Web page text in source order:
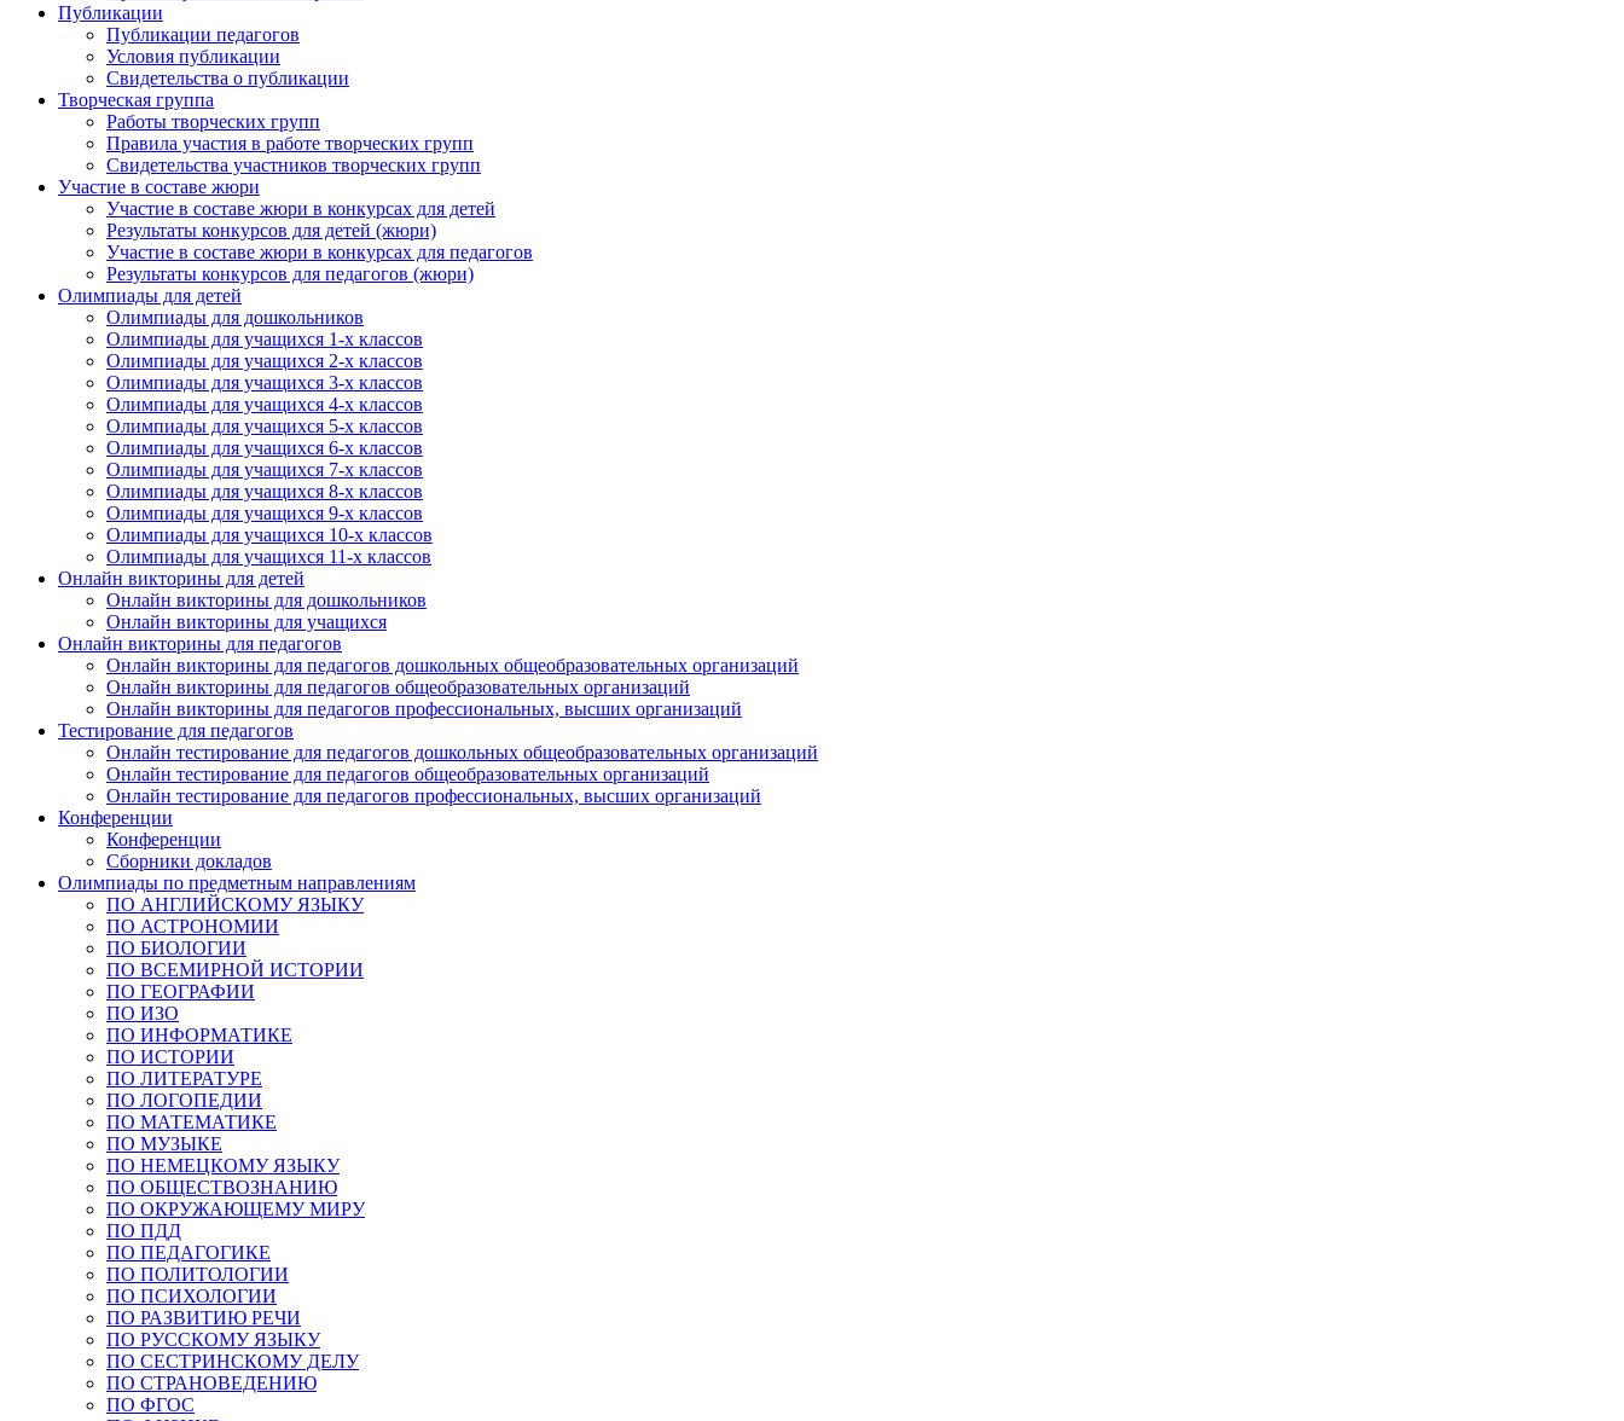
Публикации
Публикации педагогов
Условия публикации
Свидетельства о публикации
Творческая группа
Работы творческих групп
Правила участия в работе творческих групп
Свидетельства участников творческих групп
Участие в составе жюри
Участие в составе жюри в конкурсах для детей
Результаты конкурсов для детей (жюри)
Участие в составе жюри в конкурсах для педагогов
Результаты конкурсов для педагогов (жюри)
Олимпиады для детей
Олимпиады для дошкольников
Олимпиады для учащихся 1-х классов
Олимпиады для учащихся 2-х классов
Олимпиады для учащихся 3-х классов
Олимпиады для учащихся 4-х классов
Олимпиады для учащихся 5-х классов
Олимпиады для учащихся 6-х классов
Олимпиады для учащихся 7-х классов
Олимпиады для учащихся 8-х классов
Олимпиады для учащихся 9-х классов
Олимпиады для учащихся 10-х классов
Олимпиады для учащихся 11-х классов
Онлайн викторины для детей
Онлайн викторины для дошкольников
Онлайн викторины для учащихся
Онлайн викторины для педагогов
Онлайн викторины для педагогов дошкольных общеобразовательных организаций
Онлайн викторины для педагогов общеобразовательных организаций
Онлайн викторины для педагогов профессиональных, высших организаций
Тестирование для педагогов
Онлайн тестирование для педагогов дошкольных общеобразовательных организаций
Онлайн тестирование для педагогов общеобразовательных организаций
Онлайн тестирование для педагогов профессиональных, высших организаций
Конференции
Конференции
Сборники докладов
Олимпиады по предметным направлениям
ПО АНГЛИЙСКОМУ ЯЗЫКУ
ПО АСТРОНОМИИ
ПО БИОЛОГИИ
ПО ВСЕМИРНОЙ ИСТОРИИ
ПО ГЕОГРАФИИ
ПО ИЗО
ПО ИНФОРМАТИКЕ
ПО ИСТОРИИ
ПО ЛИТЕРАТУРЕ
ПО ЛОГОПЕДИИ
ПО МАТЕМАТИКЕ
ПО МУЗЫКЕ
ПО НЕМЕЦКОМУ ЯЗЫКУ
ПО ОБЩЕСТВОЗНАНИЮ
ПО ОКРУЖАЮЩЕМУ МИРУ
ПО ПДД
ПО ПЕДАГОГИКЕ
ПО ПОЛИТОЛОГИИ
ПО ПСИХОЛОГИИ
ПО РАЗВИТИЮ РЕЧИ
ПО РУССКОМУ ЯЗЫКУ
ПО СЕСТРИНСКОМУ ДЕЛУ
ПО СТРАНОВЕДЕНИЮ
ПО ФГОС